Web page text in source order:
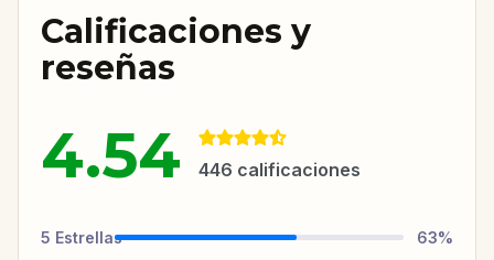
Calificaciones y
reseñas
4.54 446 calificaciones
5 Estrellas 63%